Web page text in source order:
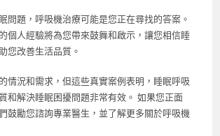
問題，呼吸機治療可能是您正在尋找的答案。
個人經驗將為您帶來鼓舞和啟示，讓您相信睡
您改善生活品質。
情況和需求，但這些真實案例表明，睡眠呼吸
和解決睡眠困擾問題非常有效。 如果您正面
鼓勵您諮詢專業醫生，並了解更多關於呼吸機